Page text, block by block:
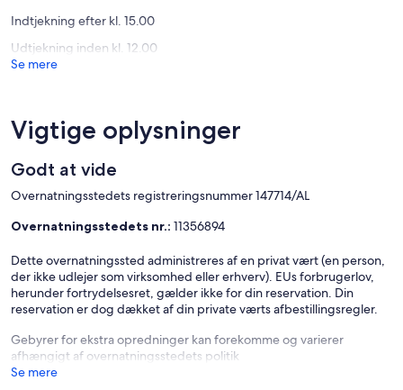
Indtjekning efter kl. 15.00
Udtjekning inden kl. 12.00
Se mere
Vigtige oplysninger
Godt at vide
Overnatningsstedets registreringsnummer 147714/AL
Overnatningsstedets nr.: 11356894
Dette overnatningssted administreres af en privat vært (en person,
der ikke udlejer som virksomhed eller erhverv). EUs forbrugerlov,
herunder fortrydelsesret, gælder ikke for din reservation. Din
reservation er dog dækket af din private værts afbestillingsregler.
Gebyrer for ekstra opredninger kan forekomme og varierer
afhængigt af overnatningsstedets politik
Se mere